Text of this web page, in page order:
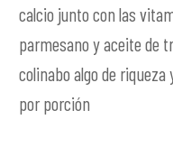
calcio junto con las
parmesano y aceite de
colinabo algo de
por porción